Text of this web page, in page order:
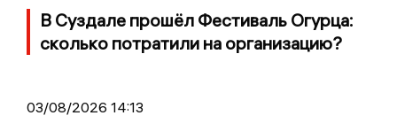
В Суздале прошёл Фестиваль Огурца:
сколько потратили на организацию?
03/08/2026 14:13